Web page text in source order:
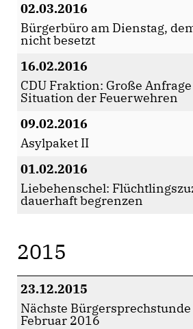
02.03.2016
Bürgerbüro am Dienstag,
nicht besetzt
16.02.2016
CDU Fraktion: Große
Situation der Feuerwehren
09.02.2016
Asylpaket II
01.02.2016
Liebehenschel:
dauerhaft begrenzen
2015
23.12.2015
Nächste Bürgersprechstunde
Februar 2016